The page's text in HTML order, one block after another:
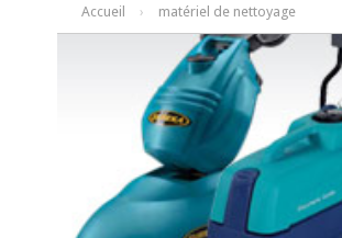
Accueil › matériel de nettoyage